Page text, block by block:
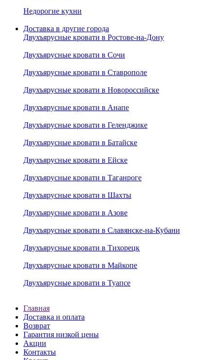
Недорогие кухни
Доставка в другие города
Двухъярусные кровати в Ростове-на-Дону
Двухъярусные кровати в Сочи
Двухъярусные кровати в Ставрополе
Двухъярусные кровати в Новороссийске
Двухъярусные кровати в Анапе
Двухъярусные кровати в Геленджике
Двухъярусные кровати в Батайске
Двухъярусные кровати в Ейске
Двухъярусные кровати в Таганроге
Двухъярусные кровати в Шахты
Двухъярусные кровати в Азове
Двухъярусные кровати в Славянске-на-Кубани
Двухъярусные кровати в Тихорецк
Двухъярусные кровати в Майкопе
Двухъярусные кровати в Туапсе
Главная
Доставка и оплата
Возврат
Гарантия низкой цены
Акции
Контакты